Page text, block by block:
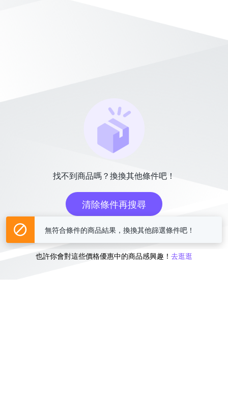
找不到商品嗎？換換其他條件吧！
清除條件再搜尋
或
也許你會對這些價格優惠中的商品感興趣！ 去逛逛
無符合條件的商品結果，換換其他篩選條件吧！